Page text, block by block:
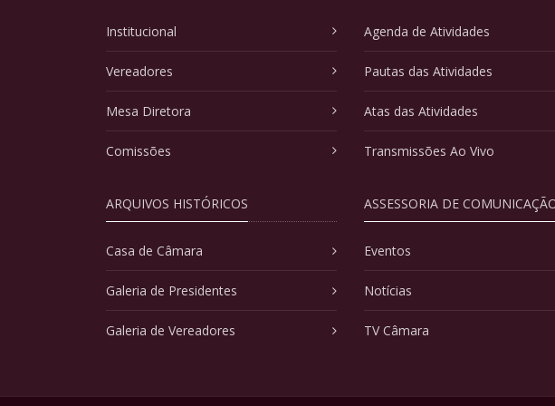
Institucional
Vereadores
Mesa Diretora
Comissões
ARQUIVOS HISTÓRICOS
Casa de Câmara
Galeria de Presidentes
Galeria de Vereadores
Agenda de Atividades
Pautas das Atividades
Atas das Atividades
Transmissões Ao Vivo
ASSESSORIA DE
Eventos
Notícias
TV Câmara